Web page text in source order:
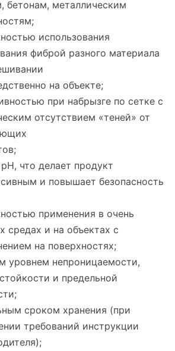
бетонам, металлическим
использования
фиброй разного материала
на объекте;
при набрызге по сетке с
отсутствием «теней» от
что делает продукт
и повышает безопасность
применения в очень
средах и на объектах с
на поверхностях;
уровнем непроницаемости,
и предельной
сроком хранения (при
требований инструкции